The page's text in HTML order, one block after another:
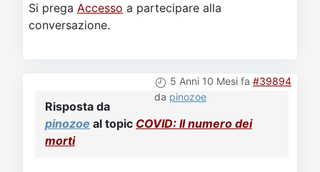
Si prega Accesso a partecipare alla
conversazione.
5 Anni 10 Mesi fa #39894
da pinozoe
Risposta da
pinozoe al topic COVID: Il numero dei
morti